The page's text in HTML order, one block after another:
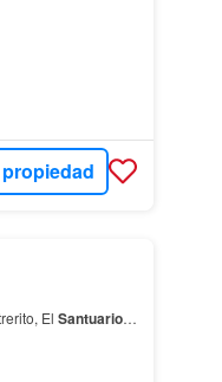
El Santuario…